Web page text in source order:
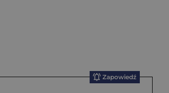
Zapowiedź